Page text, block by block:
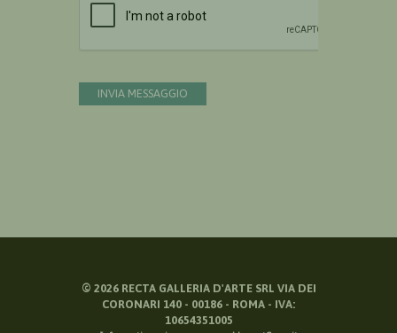
INVIA MESSAGGIO
© 2026RECTA GALLERIA D'ARTE SRL VIA DEI
CORONARI 140 - 00186 - ROMA - IVA:
10654351005